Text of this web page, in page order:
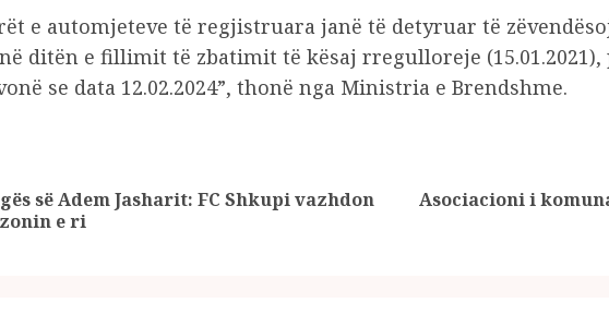
e automjeteve të regjistruara janë të detyruar të
ditën e fillimit të zbatimit të kësaj rregulloreje
se data 12.02.2024”, thonë nga Ministria e Brendshme.
Previous
së Adem Jasharit: FC Shkupi vazhdon
e ri
Next
Asociacioni i